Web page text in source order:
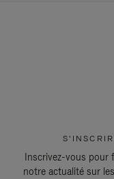
Inscrivez-vous pour
notre actualité sur